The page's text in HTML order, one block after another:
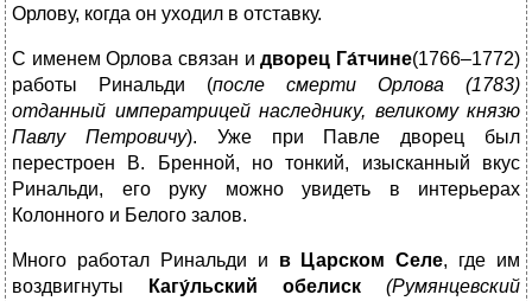
Орлову, когда он уходил в отставку.
С именем Орлова связан идворец Га́тчине(1766–1772)
работы Ринальди (после смерти Орлова (1783)
отданный императрицей наследнику, великому князю
Павлу Петровичу). Уже при Павле дворец был
перестроен В. Бренной, но тонкий, изысканный вкус
Ринальди, его руку можно увидеть в интерьерах
Колонного и Белого залов.
Много работал Ринальди и в Царском Селе, где им
воздвигнуты
Кагу́льский обелиск (Румянцевский